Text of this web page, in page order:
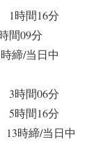
1時間16分
間09分
締/当日中
3時間06分
5時間16分
13時締/当日中